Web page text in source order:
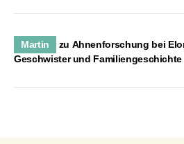
Martin zu Ahnenforschung bei
Geschwister und Familiengeschichte